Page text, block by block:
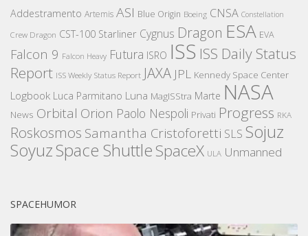
Addestramento Artemis ASI Blue Origin Boeing CNSA Constellation
Crew Dragon CST-100 Starliner Cygnus Dragon ESA EVA
Falcon 9 Falcon Heavy Futura ISRO ISS ISS Daily Status
Report ISS Weekly Status Report JAXA JPL Kennedy Space Center
Logbook Luca Parmitano Luna MagISStra Marte NASA
News Orbital Orion Paolo Nespoli Privati Progress RKA
Roskosmos Samantha Cristoforetti SLS Sojuz
SoyuzSpace ShuttleSpaceX ULA Unmanned
SPACEHUMOR